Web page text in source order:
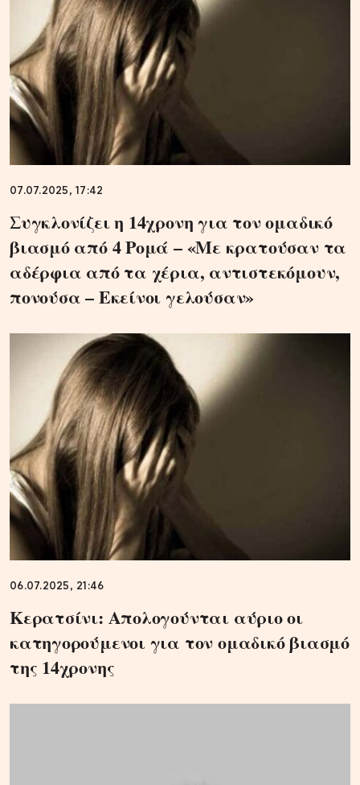
07.07.2025, 17:42
Συγκλονίζει η 14χρονη για τον ομαδικό
βιασμό από 4 Ρομά – «Με κρατούσαν τα
αδέρφια από τα χέρια, αντιστεκόμουν,
πονούσα – Εκείνοι γελούσαν»
06.07.2025, 21:46
Κερατσίνι: Απολογούνται αύριο οι
κατηγορούμενοι για τον ομαδικό βιασμό
της 14χρονης